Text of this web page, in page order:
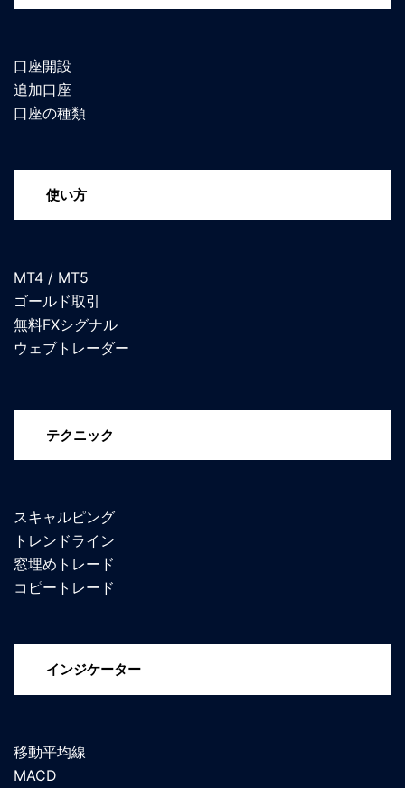
口座開設
追加口座
口座の種類
使い方
MT4 / MT5
ゴールド取引
無料FXシグナル
ウェブトレーダー
テクニック
スキャルピング
トレンドライン
窓埋めトレード
コピートレード
インジケーター
移動平均線
MACD